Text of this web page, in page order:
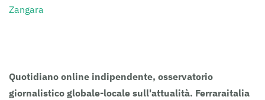
Zangara
Quotidiano online indipendente, osservatorio
giornalistico globale-locale sull'attualità. Ferraraitalia